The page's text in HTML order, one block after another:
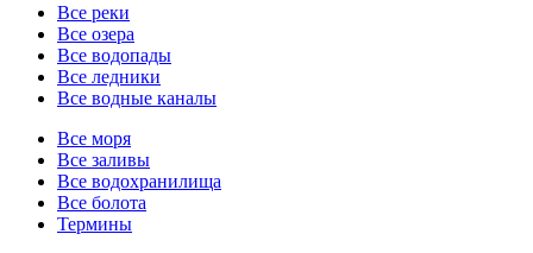
Все реки
Все озера
Все водопады
Все ледники
Все водные каналы
Все моря
Все заливы
Все водохранилища
Все болота
Термины